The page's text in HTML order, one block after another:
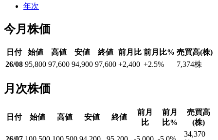
年次
今月株価
日付 始値 高値 安値 終値 前月比 前月比% 売買高(株)
26/08 95,800 97,600 94,900 97,600 +2,400 +2.5% 7,374株
月次株価
日付 始値 高値 安値 終値
前月
比
前月
比%
売買高
(株)
34,370